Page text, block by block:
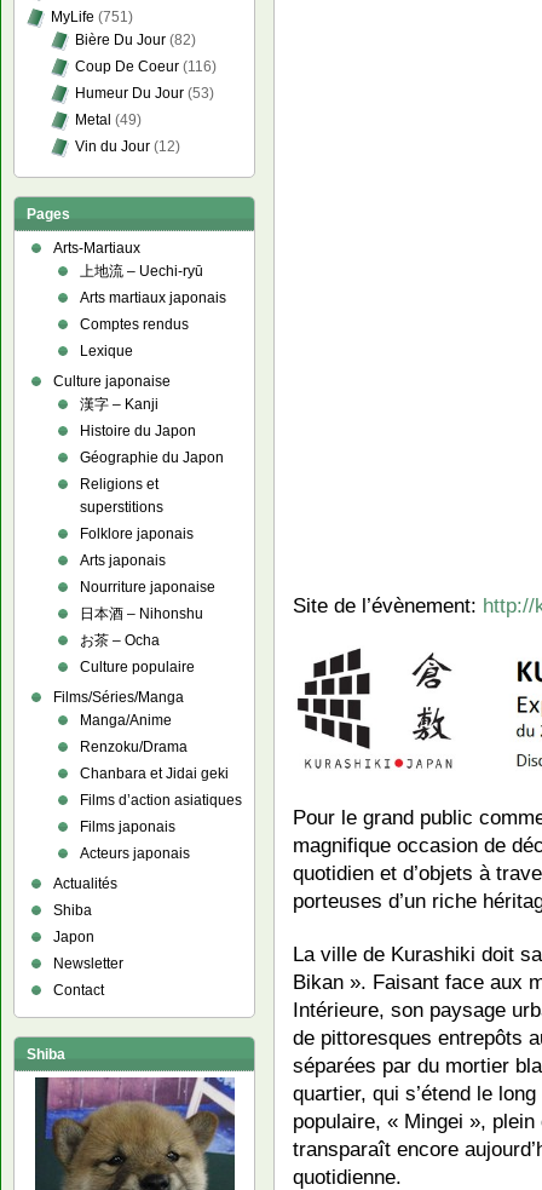
Site de l’évènement: http://
Pour le grand public
magnifique occasion de
quotidien et d’objets à
porteuses d’un riche
La ville de Kurashiki doit
Bikan ». Faisant face aux
Intérieure, son paysage
de pittoresques entrepôts
séparées par du mortier
quartier, qui s’étend le
populaire, « Mingei »,
transparaît encore
quotidienne.
MyLife (751)
Bière Du Jour (82)
Coup De Coeur (116)
Humeur Du Jour (53)
Metal (49)
Vin du Jour (12)
Pages
Arts-Martiaux
上地流 – Uechi-ryū
Arts martiaux japonais
Comptes rendus
Lexique
Culture japonaise
漢字 – Kanji
Histoire du Japon
Géographie du Japon
Religions et
superstitions
Folklore japonais
Arts japonais
Nourriture japonaise
日本酒 – Nihonshu
お茶 – Ocha
Culture populaire
Films/Séries/Manga
Manga/Anime
Renzoku/Drama
Chanbara et Jidai geki
Films d’action asiatiques
Films japonais
Acteurs japonais
Actualités
Shiba
Japon
Newsletter
Contact
Shiba